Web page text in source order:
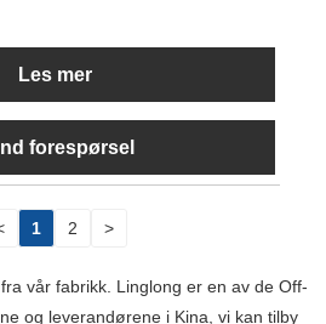
Les mer
forespørsel
1 2 >
vår fabrikk. Linglong er en av de Off-
og leverandørene i Kina, vi kan tilby